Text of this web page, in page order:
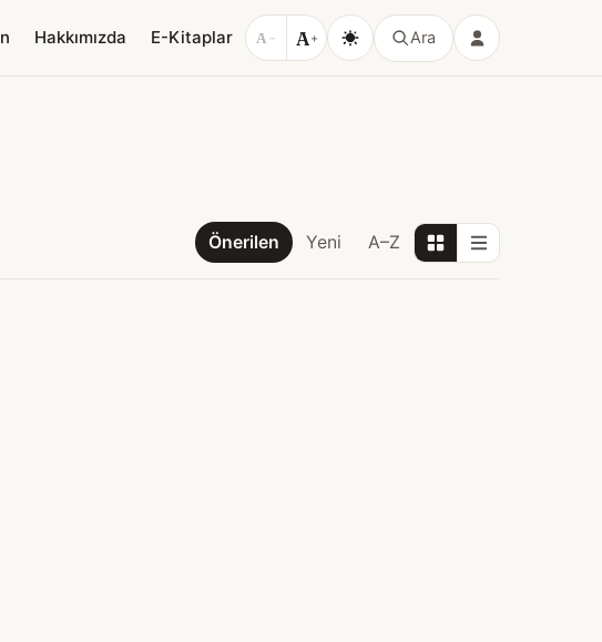
Hakkımızda E-Kitaplar A − A+ Ara
Önerilen Yeni A–Z